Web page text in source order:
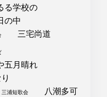
学校の
中
三宅尚道
月晴れ
短歌会 八潮多可